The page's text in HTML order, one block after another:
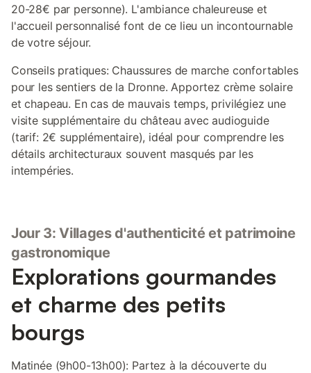
20-28€ par personne). L'ambiance chaleureuse et
l'accueil personnalisé font de ce lieu un incontournable
de votre séjour.
Conseils pratiques: Chaussures de marche confortables
pour les sentiers de la Dronne. Apportez crème solaire
et chapeau. En cas de mauvais temps, privilégiez une
visite supplémentaire du château avec audioguide
(tarif: 2€ supplémentaire), idéal pour comprendre les
détails architecturaux souvent masqués par les
intempéries.
Jour 3: Villages d'authenticité et patrimoine
gastronomique
Explorations gourmandes
et charme des petits
bourgs
Matinée (9h00-13h00): Partez à la découverte du